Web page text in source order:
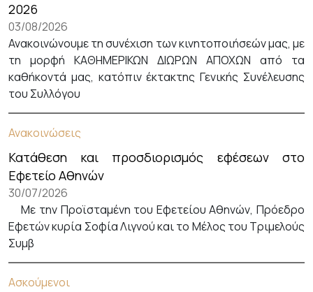
2026
03/08/2026
Ανακοινώνουμε τη συνέχιση των κινητοποιήσεών μας, με
τη μορφή ΚΑΘΗΜΕΡΙΚΩΝ ΔΙΩΡΩΝ ΑΠΟΧΩΝ από τα
καθήκοντά μας, κατόπιν έκτακτης Γενικής Συνέλευσης
του Συλλόγου
Ανακοινώσεις
Κατάθεση και προσδιορισμός εφέσεων στο
Εφετείο Αθηνών
30/07/2026
Με την Προϊσταμένη του Εφετείου Αθηνών, Πρόεδρο
Εφετών κυρία Σοφία Λιγνού και το Μέλος του Τριμελούς
Συμβ
Ασκούμενοι